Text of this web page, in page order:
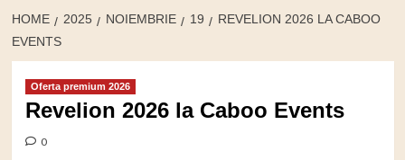
HOME 2025 NOIEMBRIE 19
REVELION 2026 LA CABOO
EVENTS
Oferta premium 2026
Revelion 2026 la Caboo Events
0